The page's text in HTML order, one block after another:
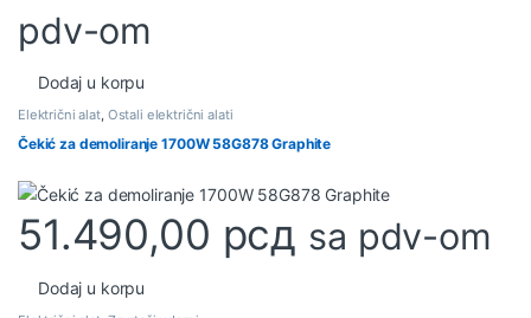
pdv-om
Dodaj u korpu
Električni alat, Ostali električni alati
Čekić za demoliranje 1700W 58G878 Graphite
51.490,00 рсд sa pdv-om
Dodaj u korpu